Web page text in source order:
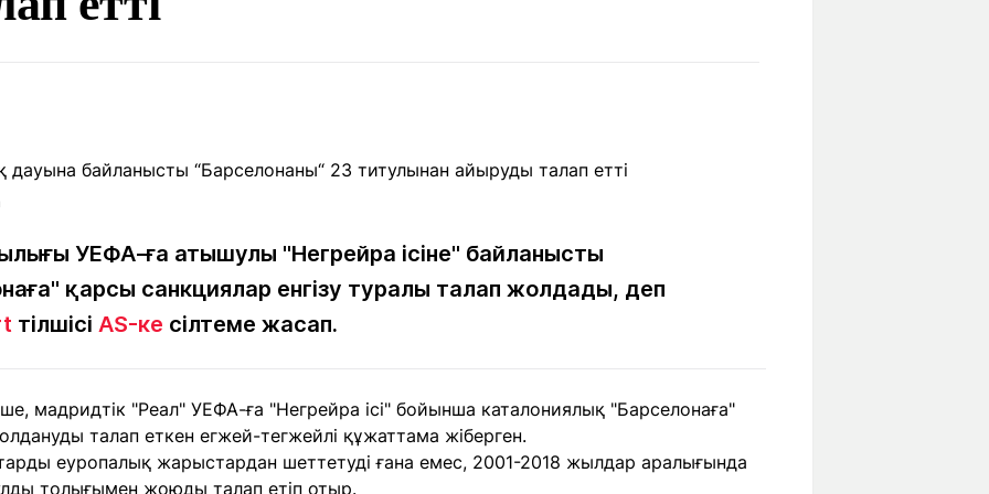
Мақалалар
релиздері
УЕФА-ға атышулы "Негрейра ісіне" байланысты
қарсы санкциялар енгізу туралы талап жолдады, деп
тілшісі AS-ке сілтеме жасап.
мадридтік "Реал" УЕФА-ға "Негрейра ісі" бойынша каталониялық "Барселонаға"
талап еткен егжей-тегжейлі құжаттама жіберген.
еуропалық жарыстардан шеттетуді ғана емес, 2001-2018 жылдар аралығында
толығымен жоюды талап етіп отыр.